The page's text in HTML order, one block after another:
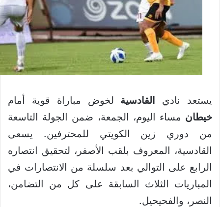
يستعد نادي القادسية لخوض مباراة قوية أمام
خيطان مساء اليوم، الجمعة، ضمن الجولة التاسعة
من دوري زين الكويتي للمحترفين. يسعى
القادسية، المعروف بلقب الأصفر، لتحقيق انتصاره
الرابع على التوالي بعد سلسلة من الانتصارات في
المباريات الثلاث السابقة على كل من التضامن،
النصر، والفحيحيل.